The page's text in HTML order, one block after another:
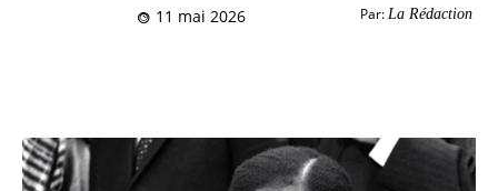
Par: La Rédaction
11 mai 2026